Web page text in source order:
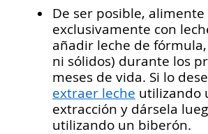
De ser posible, alimente
exclusivamente con
añadir leche de
ni sólidos) durante los
meses de vida. Si lo
extraer leche utilizando
extracción y dársela
utilizando un biberón.